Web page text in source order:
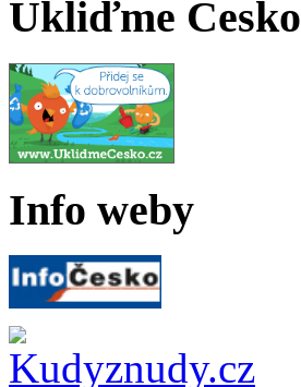
Ukliďme Česko
Info weby